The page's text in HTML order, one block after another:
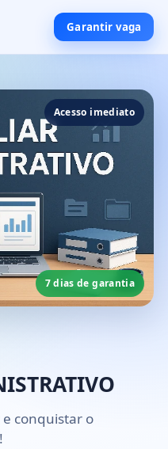
Garantir vaga
conquistar o
Acesso imediato
7 dias de garantia